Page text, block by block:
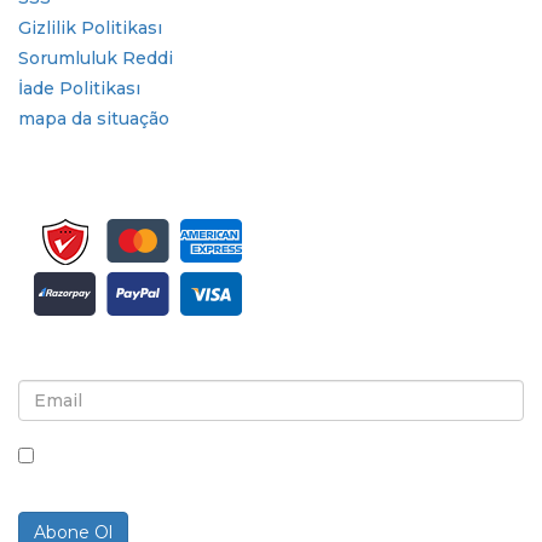
Gizlilik Politikası
Sorumluluk Reddi
İade Politikası
mapa da situação
Abone Ol